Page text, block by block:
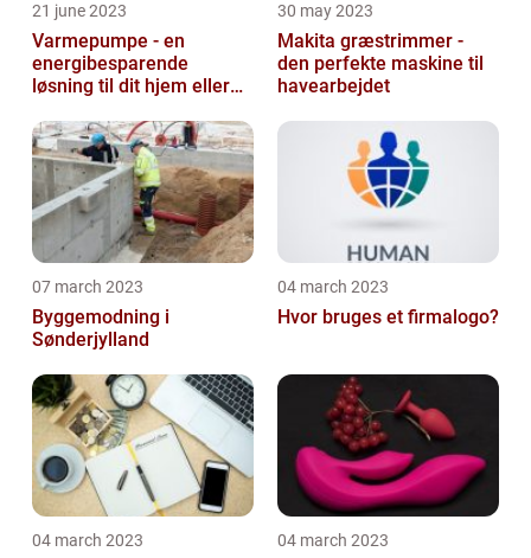
21 june 2023
Varmepumpe - en
energibesparende
løsning til dit hjem eller
30 may 2023
Makita græstrimmer -
den perfekte maskine til
havearbejdet
07 march 2023
Byggemodning i
Sønderjylland
04 march 2023
Hvor bruges et firmalogo?
04 march 2023 04 march 2023